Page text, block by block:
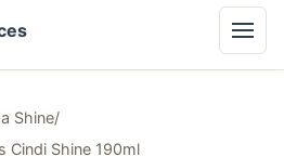
Shine/
Cindi Shine 190ml